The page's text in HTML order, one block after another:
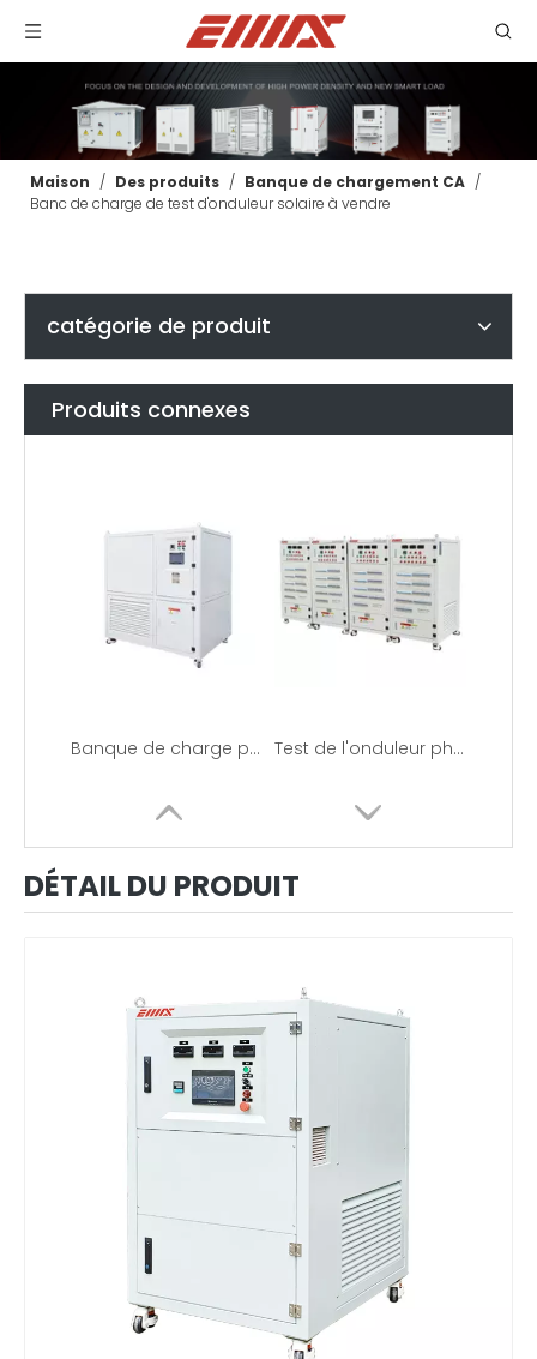
Maison / Des produits / Banque de chargement CA /
Banc de charge de test d'onduleur solaire à vendre
catégorie de produit
Produits connexes
Banque de charge portative de résistance d'essai d'alimentation d'énergie de stockage d'énergie 90KVA Test de l'onduleur photovoltaïque avec banc de charge non linéaire RCD
Banc de charge RCD pour tests d'onduleurs-EMAX
DÉTAIL DU PRODUIT